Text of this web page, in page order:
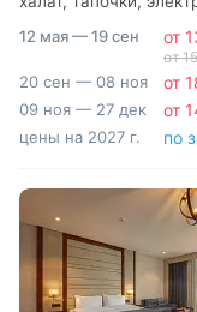
зона с письменным
столик, Душевая
парфюмерия,
12 мая — 19 сен
от
от
20 сен — 08 ноя от
09 ноя — 27 дек от
цены на 2027 г. по